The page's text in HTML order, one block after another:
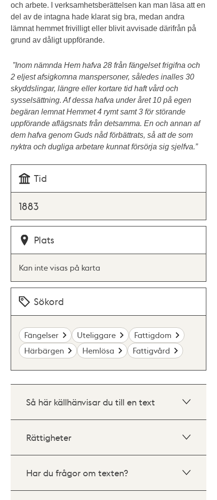
och arbete. I verksamhetsberättelsen kan man läsa att en
del av de intagna hade klarat sig bra, medan andra
lämnat hemmet frivilligt eller blivit avvisade därifrån på
grund av dåligt uppförande.
”Inom nämnda Hem hafva 28 från fängelset frigifna och
2 eljest afsigkomna manspersoner, således inalles 30
skyddslingar, längre eller kortare tid haft vård och
sysselsättning. Af dessa hafva under året 10 på egen
begäran lemnat Hemmet 4 rymt samt 3 för störande
uppförande aflägsnats från detsamma. En och annan af
dem hafva genom Guds nåd förbättrats, så att de som
nyktra och dugliga arbetare kunnat försörja sig sjelfva.”
Tid
1883
Plats
Kan inte visas på karta
Sökord
Fängelser Uteliggare
Fattigdom
Härbärgen
Hemlösa Fattigvård
Så här källhänvisar du till en text
Rättigheter
Har du frågor om texten?